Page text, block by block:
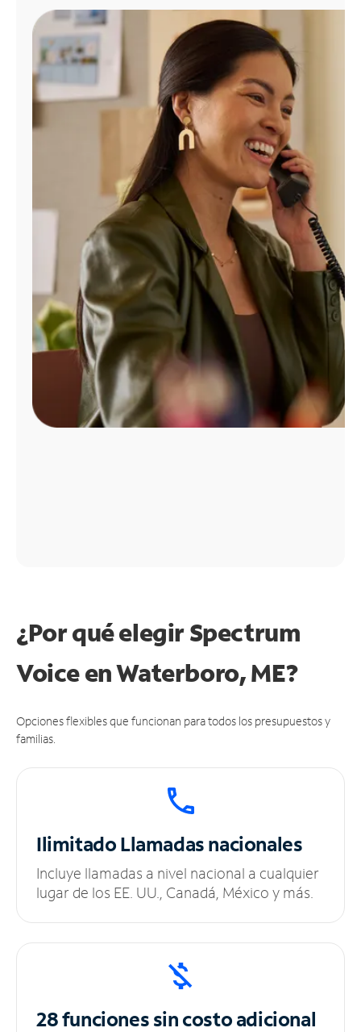
Administrar
cuenta
Encuentra
tienda
¿Por qué elegir Spectrum
Voice en Waterboro, ME?
Opciones flexibles que funcionan para todos los presupuestos y
familias.
IlimitadoLlamadas nacionales
Incluye llamadas a nivel nacional a cualquier
lugar de los EE. UU., Canadá, México y más.
28 funciones sincosto adicional